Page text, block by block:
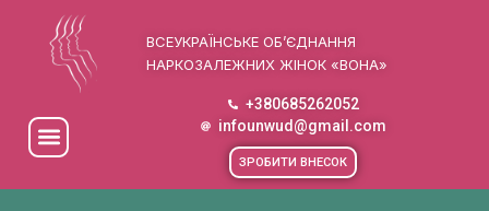
ВСЕУКРАЇНСЬКЕ ОБ’ЄДНАННЯ
НАРКОЗАЛЕЖНИХ ЖІНОК «ВОНА»
+380685262052
infounwud@gmail.com
ЗРОБИТИ ВНЕСОК